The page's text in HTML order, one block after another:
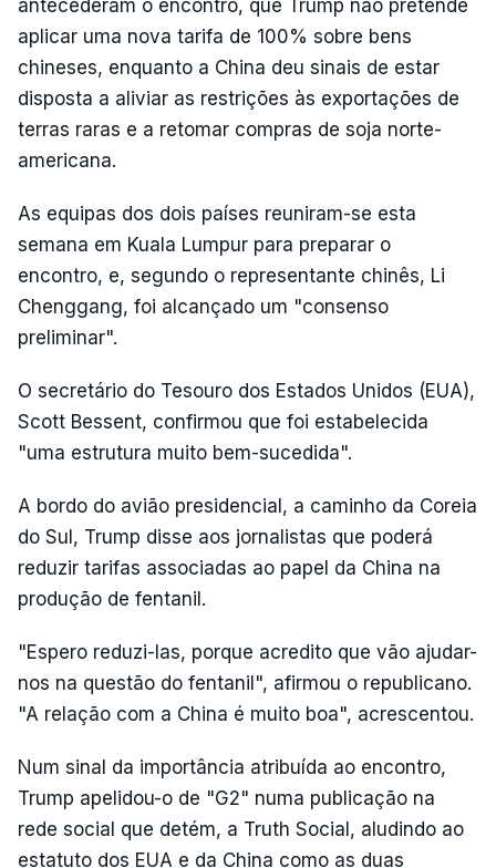
antecederam o encontro, que Trump não pretende
aplicar uma nova tarifa de 100% sobre bens
chineses, enquanto a China deu sinais de estar
disposta a aliviar as restrições às exportações de
terras raras e a retomar compras de soja norte-
americana.
As equipas dos dois países reuniram-se esta
semana em Kuala Lumpur para preparar o
encontro, e, segundo o representante chinês, Li
Chenggang, foi alcançado um "consenso
preliminar".
O secretário do Tesouro dos Estados Unidos (EUA),
Scott Bessent, confirmou que foi estabelecida
"uma estrutura muito bem-sucedida".
A bordo do avião presidencial, a caminho da Coreia
do Sul, Trump disse aos jornalistas que poderá
reduzir tarifas associadas ao papel da China na
produção de fentanil.
"Espero reduzi-las, porque acredito que vão ajudar-
nos na questão do fentanil", afirmou o republicano.
"A relação com a China é muito boa", acrescentou.
Num sinal da importância atribuída ao encontro,
Trump apelidou-o de "G2" numa publicação na
rede social que detém, a Truth Social, aludindo ao
estatuto dos EUA e da China como as duas